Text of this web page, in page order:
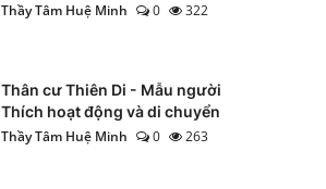
Thầy Tâm Huệ Minh
0 322
Thân cư Thiên Di - Mẫu người
Thích hoạt động và di chuyển
Thầy Tâm Huệ Minh
0 263